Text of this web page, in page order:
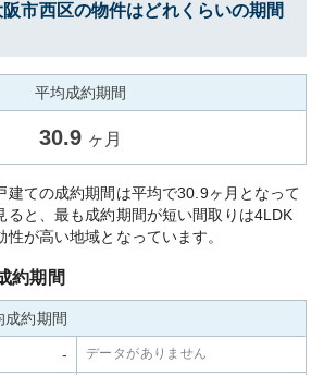
阪市西区の物件はどれくらいの期間
平均成約期間
30.9 ヶ月
建ての成約期間は平均で30.9ヶ月となって
ると、最も成約期間が短い間取りは4LDK
が高い地域となっています。
約期間
成約期間
- データがありません